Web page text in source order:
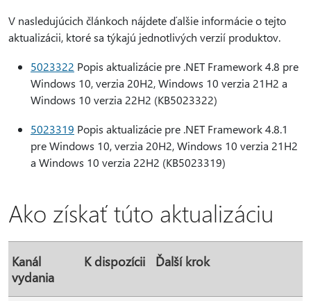
V nasledujúcich článkoch nájdete ďalšie informácie o tejto
aktualizácii, ktoré sa týkajú jednotlivých verzií produktov.
5023322 Popis aktualizácie pre .NET Framework 4.8 pre
Windows 10, verzia 20H2, Windows 10 verzia 21H2 a
Windows 10 verzia 22H2 (KB5023322)
5023319 Popis aktualizácie pre .NET Framework 4.8.1
pre Windows 10, verzia 20H2, Windows 10 verzia 21H2
a Windows 10 verzia 22H2 (KB5023319)
Ako získať túto aktualizáciu
Kanál
vydania
K dispozícii Ďalší krok